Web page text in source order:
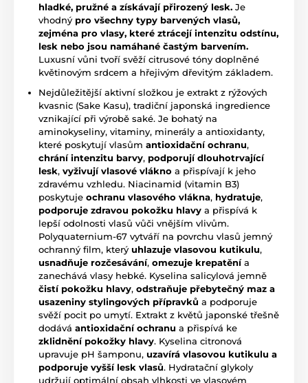
hladké, pružné a získávají přirozený lesk. Je
vhodný pro všechny typy barvených vlasů,
zejména pro vlasy, které ztrácejí intenzitu odstínu,
lesk nebo jsou namáhané častým barvením.
Luxusní vůni tvoří svěží citrusové tóny doplněné
květinovým srdcem a hřejivým dřevitým základem.
Nejdůležitější aktivní složkou je extrakt z rýžových
kvasnic (Sake Kasu), tradiční japonská ingredience
vznikající při výrobě saké. Je bohatý na
aminokyseliny, vitaminy, minerály a antioxidanty,
které poskytují vlasům antioxidační ochranu,
chrání intenzitu barvy, podporují dlouhotrvající
lesk, vyživují vlasové vlákno a přispívají k jeho
zdravému vzhledu. Niacinamid (vitamin B3)
poskytuje ochranu vlasového vlákna, hydratuje,
podporuje zdravou pokožku hlavy a přispívá k
lepší odolnosti vlasů vůči vnějším vlivům.
Polyquaternium-67 vytváří na povrchu vlasů jemný
ochranný film, který uhlazuje vlasovou kutikulu,
usnadňuje rozčesávání, omezuje krepatěnía
zanechává vlasy hebké. Kyselina salicylová jemně
čistí pokožku hlavy, odstraňuje přebytečný maz a
usazeniny stylingových přípravků a podporuje
svěží pocit po umytí. Extrakt z květů japonské třešně
dodává antioxidační ochranu a přispívá ke
zklidnění pokožky hlavy. Kyselina citronová
upravuje pH šamponu, uzavírá vlasovou kutikulu a
podporuje vyšší lesk vlasů. Hydratační glykoly
udržují optimální obsah vlhkosti ve vlasovém